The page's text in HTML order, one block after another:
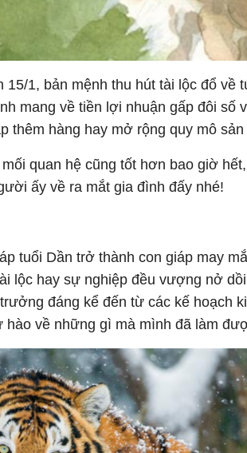
15/1, bản mệnh thu hút tài lộc đổ về
mang về tiền lợi nhuận gấp đôi số
thêm hàng hay mở rộng quy mô sản
quan hệ cũng tốt hơn bao giờ
ấy về ra mắt gia đình đấy nhé!
tuổi Dần trở thành con giáp may
lộc hay sự nghiệp đều vượng nở
đáng kể đến từ các kế hoạch
hào về những gì mà mình đã làm